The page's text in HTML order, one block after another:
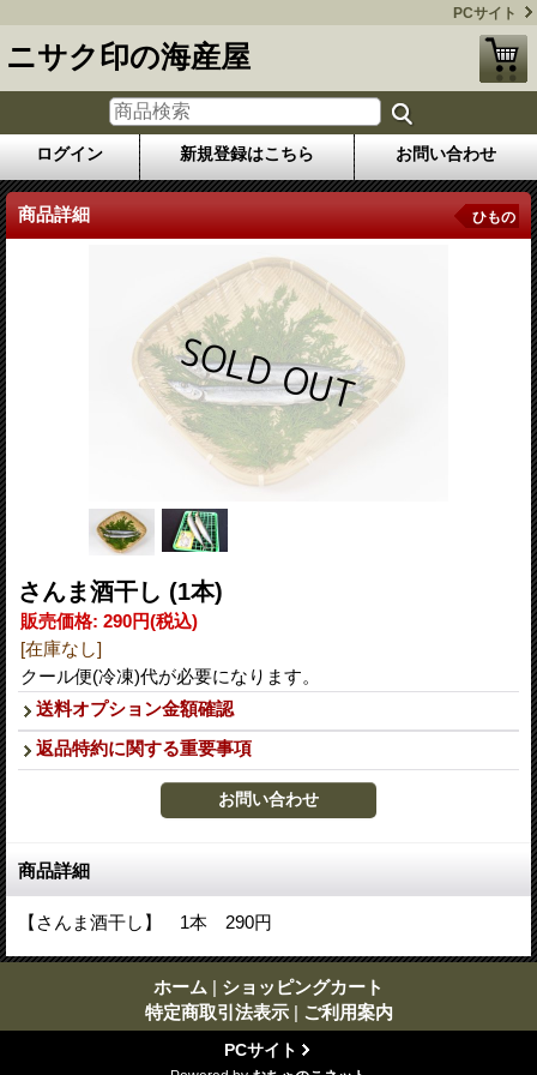
PCサイト
ニサク印の海産屋
ログイン 新規登録はこちら お問い合わせ
商品詳細 ひもの
さんま酒干し (1本)
販売価格: 290円(税込)
[在庫なし]
クール便(冷凍)代が必要になります。
送料オプション金額確認
返品特約に関する重要事項
商品詳細
【さんま酒干し】 1本 290円
ホーム | ショッピングカート
特定商取引法表示 | ご利用案内
PCサイト